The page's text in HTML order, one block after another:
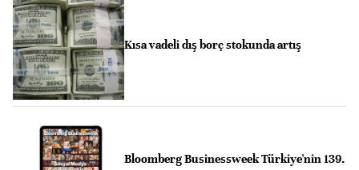
Kısa vadeli dış borç stokunda artış
Bloomberg Businessweek Türkiye'nin 139.